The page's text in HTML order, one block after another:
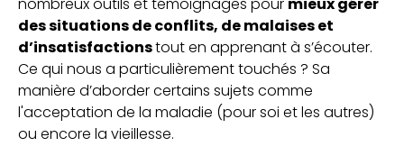
des situations de conflits, de malaises et
d’insatisfactionstout en apprenant à s’écouter.
Ce qui nous a particulièrement touchés ? Sa
manière d’aborder certains sujets comme
l'acceptation de la maladie (pour soi et les autres)
ou encore la vieillesse.